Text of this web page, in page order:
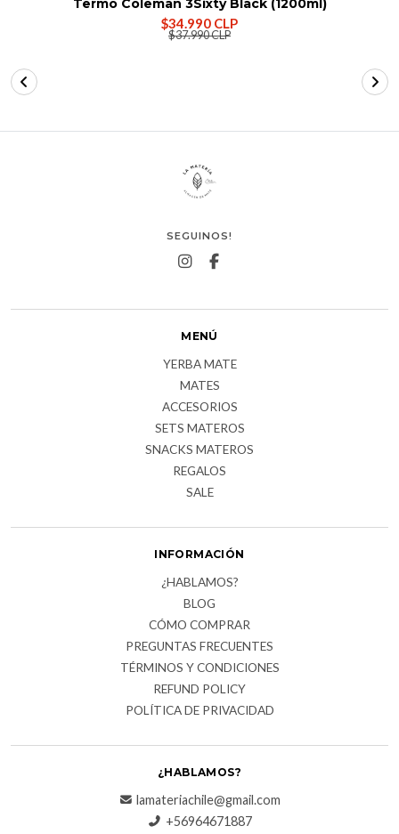
Termo Coleman 3Sixty Black (1200ml)
$34.990 CLP
$37.990 CLP
SEGUINOS!
MENÚ
YERBA MATE
MATES
ACCESORIOS
SETS MATEROS
SNACKS MATEROS
REGALOS
SALE
INFORMACIÓN
¿HABLAMOS?
BLOG
CÓMO COMPRAR
PREGUNTAS FRECUENTES
TÉRMINOS Y CONDICIONES
REFUND POLICY
POLÍTICA DE PRIVACIDAD
¿HABLAMOS?
lamateriachile@gmail.com
+56964671887